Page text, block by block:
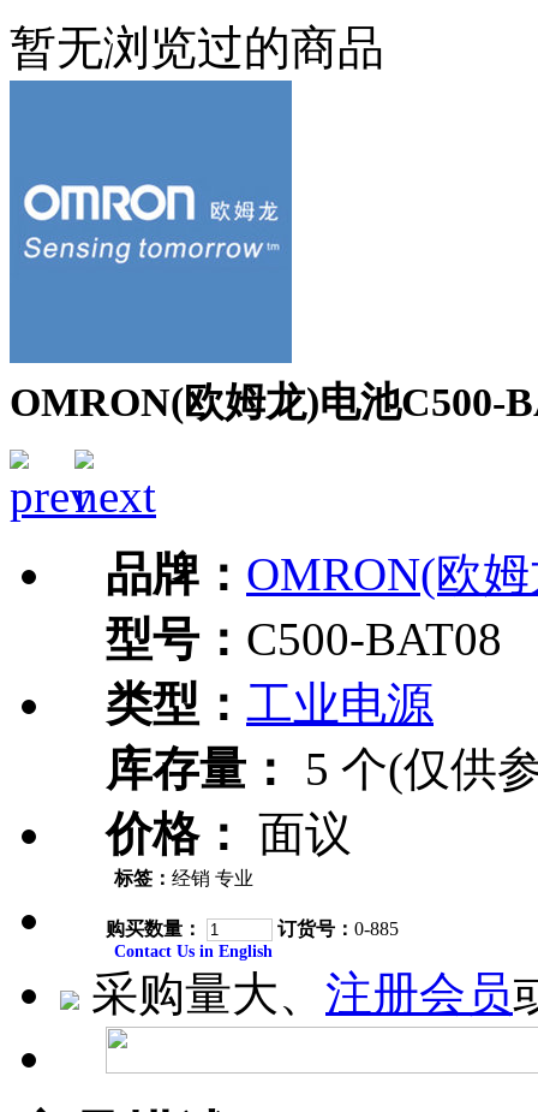
暂无浏览过的商品
OMRON(欧姆龙)电池C500-
品牌： OMRON(欧
型号： C500-BAT08
类型： 工业电源
库存量：
5 个(仅供
价格： 面议
标签： 经销 专业
购买数量： 订货号： 0-885
Contact Us in English
采购量大、 注册会员